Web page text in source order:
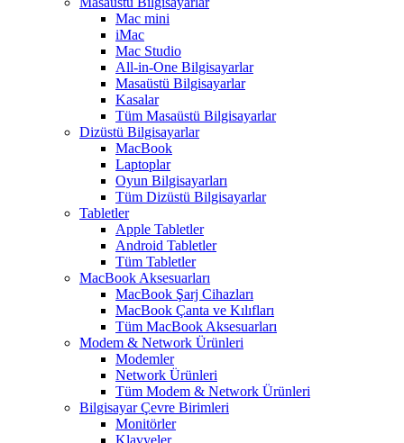
Mac mini
iMac
Mac Studio
All-in-One Bilgisayarlar
Masaüstü Bilgisayarlar
Kasalar
Tüm Masaüstü Bilgisayarlar
Dizüstü Bilgisayarlar
MacBook
Laptoplar
Oyun Bilgisayarları
Tüm Dizüstü Bilgisayarlar
Tabletler
Apple Tabletler
Android Tabletler
Tüm Tabletler
MacBook Aksesuarları
MacBook Şarj Cihazları
MacBook Çanta ve Kılıfları
Tüm MacBook Aksesuarları
Modem & Network Ürünleri
Modemler
Network Ürünleri
Tüm Modem & Network Ürünleri
Bilgisayar Çevre Birimleri
Monitörler
Klavyeler